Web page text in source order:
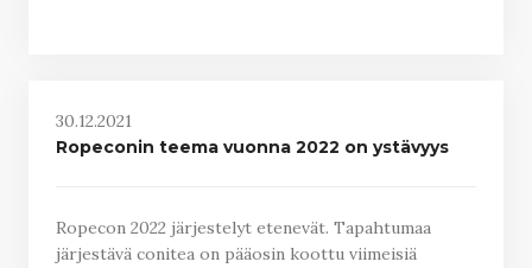
30.12.2021
Ropeconin teema vuonna 2022 on ystävyys
Ropecon 2022 järjestelyt etenevät. Tapahtumaa
järjestävä conitea on pääosin koottu viimeisiä